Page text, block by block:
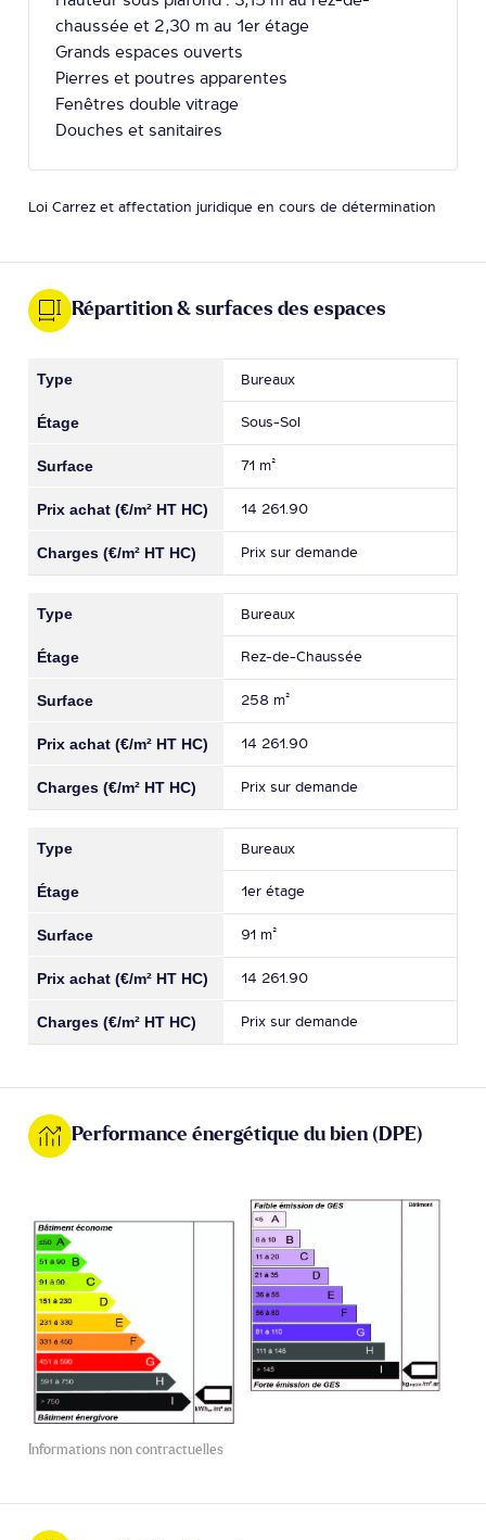
chaussée et 2,30 m au 1er étage
Grands espaces ouverts
Pierres et poutres apparentes
Fenêtres double vitrage
Douches et sanitaires
Loi Carrez et affectation juridique en cours de détermination
Répartition & surfaces des espaces
Bureaux
Sous-Sol
71 m²
14 261.90
Prix sur demande
Bureaux
Rez-de-Chaussée
258 m²
14 261.90
Prix sur demande
Bureaux
1er étage
91 m²
14 261.90
Prix sur demande
Performance énergétique du bien (DPE)
Informations non contractuelles